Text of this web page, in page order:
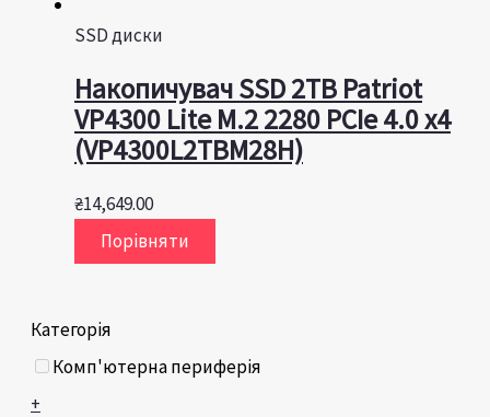
Категорія
Комп'ютерна периферія
+
SSD диски
Накопичувач SSD 2TB Patriot
VP4300 Lite M.2 2280 PCIe 4.0 x4
(VP4300L2TBM28H)
₴14,649.00
Порівняти